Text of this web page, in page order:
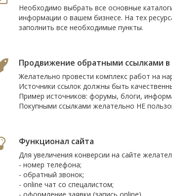
Необходимо выбрать все основные
информации о вашем бизнесе. На тех
заполнить все необходимые пункты.
Продвижение обратными ссылками
Желательно провести комплекс работ на
Источники ссылок должны быть
Пример источников: форумы, блоги,
Покупными ссылками желательно НЕ
Функционал сайта
Для увеличения конверсии на сайте
- номер телефона;
- обратный звонок;
- online чат со спецалистом;